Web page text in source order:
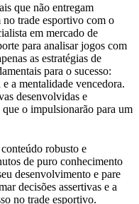
que não entregam
no trade esportivo com o
em mercado de
para analisar jogos com
as estratégias de
para o sucesso:
a mentalidade vencedora.
desenvolvidas e
o impulsionarão para um
robusto e
de puro conhecimento
desenvolvimento e pare
decisões assertivas e a
no trade esportivo.